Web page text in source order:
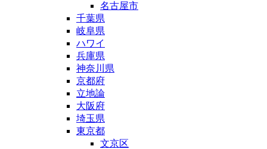
名古屋市
千葉県
岐阜県
ハワイ
兵庫県
神奈川県
京都府
立地論
大阪府
埼玉県
東京都
文京区